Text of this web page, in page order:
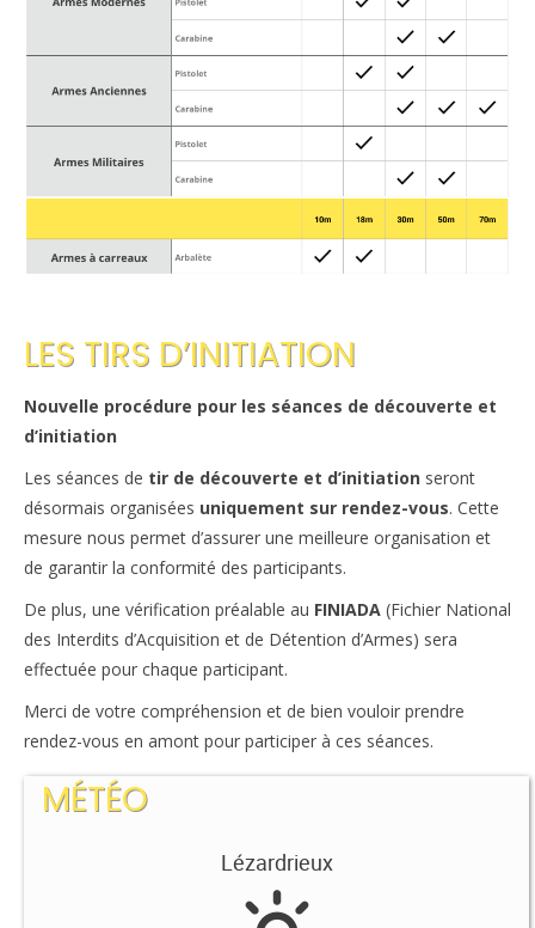
Le règlement intérieur TST
Les réglementations et documents
Les règles de sécurité
Les tirs pratiqués
Les disciplines Armes Anciennes
Inscription 10M Centre Ville
COMPÉTITIONS
Inscriptions
Résultats
CALENDRIERS TST
ÉVÈNEMENTS
Ball-Trap
LES TIRS D’INITIATION
Nouvelle procédure pour les séances de découverte et
d’initiation
Les séances de tir de découverte et d’initiation seront
désormais organisées uniquement sur rendez-vous. Cette
mesure nous permet d’assurer une meilleure organisation et
de garantir la conformité des participants.
De plus, une vérification préalable au FINIADA (Fichier National
des Interdits d’Acquisition et de Détention d’Armes) sera
effectuée pour chaque participant.
Merci de votre compréhension et de bien vouloir prendre
rendez-vous en amont pour participer à ces séances.
MÉTÉO
Lézardrieux